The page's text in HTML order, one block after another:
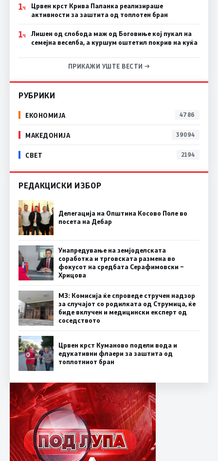
1Ч
Црвен крст Крива Паланка реализираше
активности за заштита од топлотен бран
1Ч
Лишен од слобода маж од Боговиње кој пукал на
семејна веселба, а куршум оштетил покрив на куќа
ПРИКАЖИ УШТЕ ВЕСТИ →
РУБРИКИ
ЕКОНОМИЈА 4786
МАКЕДОНИЈА 39094
СВЕТ 2194
РЕДАКЦИСКИ ИЗБОР
Делегација на Општина Косово Поле во
посета на Дебар
Унапредување на земјоделската
соработка и трговската размена во
фокусот на средбата Серафимовски –
Хрицова
МЗ: Комисија ќе спроведе стручен надзор
за случајот со родилката од Струмица, ќе
биде вклучен и медицински експерт од
соседството
Црвен крст Куманово подели вода и
едукативни флаери за заштита од
топлотниот бран